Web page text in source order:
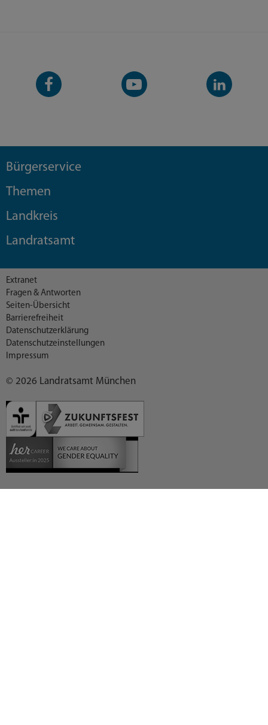
Facebook-
Seite
YouTube-
Kanal
LinkedIn-
Kanal
Bürgerservice
Themen
Landkreis
Landratsamt
© 2026 Landratsamt München
Extranet
Fragen & Antworten
Seiten-Übersicht
Barrierefreiheit
Datenschutzerklärung
Datenschutzeinstellungen
Impressum